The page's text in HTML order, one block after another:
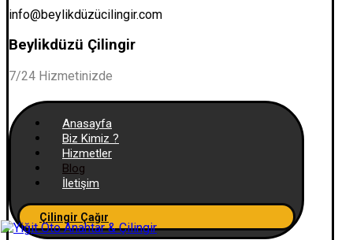
info@beylikdüzücilingir.com
Beylikdüzü Çilingir
7/24 Hizmetinizde
Anasayfa
Biz Kimiz ?
Hizmetler
Blog
İletişim
Çilingir Çağır